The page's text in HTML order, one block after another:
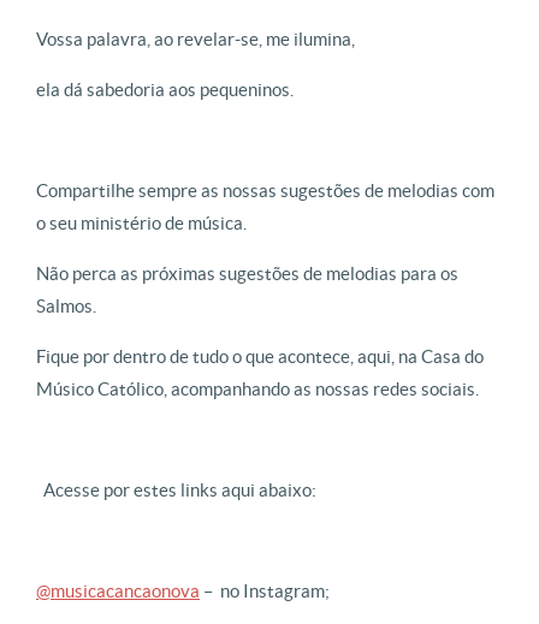
Vossa palavra, ao revelar-se, me ilumina,
ela dá sabedoria aos pequeninos.
Compartilhe sempre as nossas sugestões de melodias com
o seu ministério de música.
Não perca as próximas sugestões de melodias para os
Salmos.
Fique por dentro de tudo o que acontece, aqui, na Casa do
Músico Católico, acompanhando as nossas redes sociais.
Acesse por estes links aqui abaixo:
@musicacancaonova – no Instagram;